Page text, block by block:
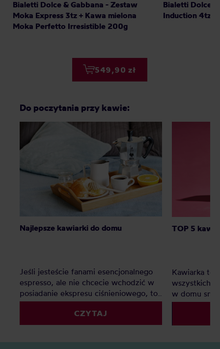
Bialetti Dolce & Gabbana - Zestaw
Moka Express 3tz + Kawa mielona
Moka Perfetto Irresistible 200g
549,90 zł
Bialetti Dolce
Induction 4tz
Do poczytania przy kawie:
Najlepsze kawiarki do domu
Jeśli jesteście fanami esencjonalnego
espresso, ale nie chcecie wchodzić w
posiadanie ekspresu ciśnieniowego, to
kafetierka będzie doskonałym
rozwiązaniem. Jaka kawiarka jest
najlepsza do domu? Oto polecane
CZYTAJ
TOP 5
Kawiarka to
wszystkich,
w domu
konieczności
najlepsza